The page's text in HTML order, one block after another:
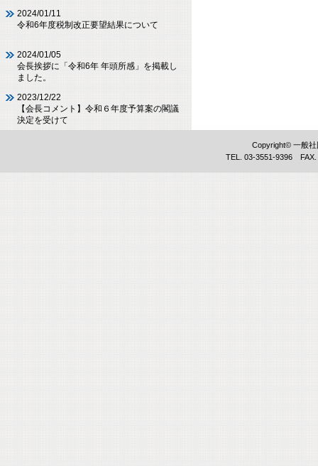
2024/01/11
令和6年度税制改正要望結果について
2024/01/05
会長挨拶に「令和6年 年頭所感」を掲載し
ました。
2023/12/22
【会長コメント】令和６年度予算案の閣議
決定を受けて
Copyright© 一般
TEL. 03-3551-9396